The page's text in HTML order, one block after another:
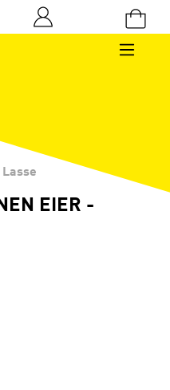
Produkte auf dem Merkzettel
Lasse
EIER -